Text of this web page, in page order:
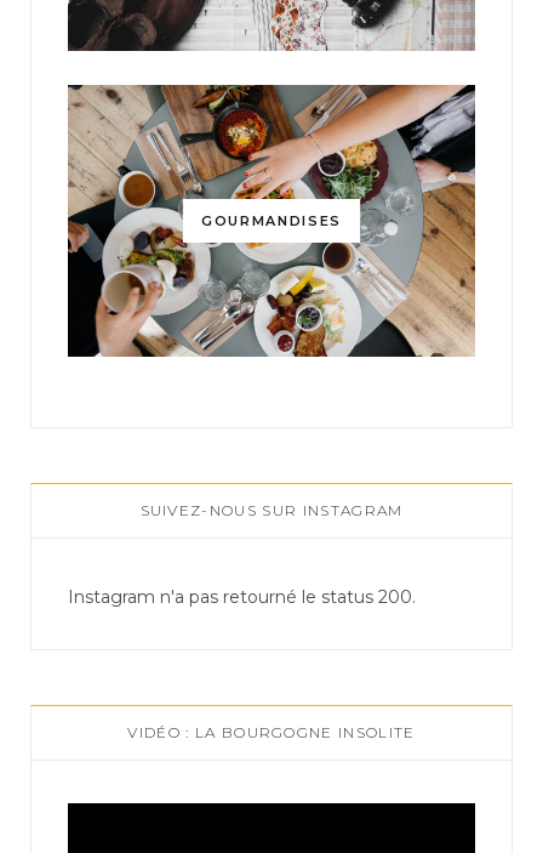
GOURMANDISES
SUIVEZ-NOUS SUR INSTAGRAM
Instagram n'a pas retourné le status 200.
VIDÉO : LA BOURGOGNE INSOLITE